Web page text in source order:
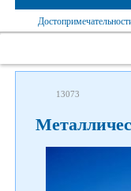
13073